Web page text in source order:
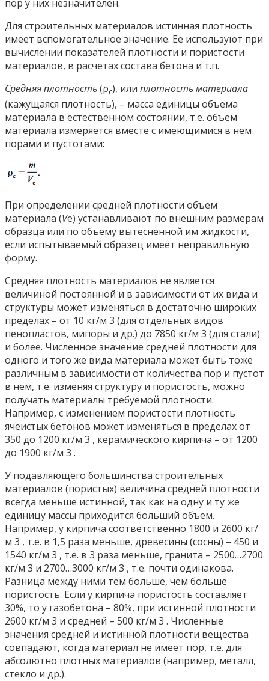
пор у них незначителен.
Для строительных материалов истинная плотность
имеет вспомогательное значение. Ее используют при
вычислении показателей плотности и пористости
материалов, в расчетах состава бетона и т.п.
Средняя плотность(ρс), или плотность материала
(кажущаяся плотность), – масса единицы объема
материала в естественном состоянии, т.е. объем
материала измеряется вместе с имеющимися в нем
порами и пустотами:
При определении средней плотности объем
материала (Vе) устанавливают по внешним размерам
образца или по объему вытесненной им жидкости,
если испытываемый образец имеет неправильную
форму.
Средняя плотность материалов не является
величиной постоянной и в зависимости от их вида и
структуры может изменяться в достаточно широких
пределах – от 10 кг/м 3 (для отдельных видов
пенопластов, мипоры и др.) до 7850 кг/м 3 (для стали)
и более. Численное значение средней плотности для
одного и того же вида материала может быть тоже
различным в зависимости от количества пор и пустот
в нем, т.е. изменяя структуру и пористость, можно
получать материалы требуемой плотности.
Например, с изменением пористости плотность
ячеистых бетонов может изменяться в пределах от
350 до 1200 кг/м 3 , керамического кирпича – от 1200
до 1900 кг/м 3 .
У подавляющего большинства строительных
материалов (пористых) величина средней плотности
всегда меньше истинной, так как на одну и ту же
единицу массы приходится больший объем.
Например, у кирпича соответственно 1800 и 2600 кг/
м 3 , т.е. в 1,5 раза меньше, древесины (сосны) – 450 и
1540 кг/м 3 , т.е. в 3 раза меньше, гранита – 2500…2700
кг/м 3 и 2700…3000 кг/м 3 , т.е. почти одинакова.
Разница между ними тем больше, чем больше
пористость. Если у кирпича пористость составляет
30%, то у газобетона – 80%, при истинной плотности
2600 кг/м 3 и средней – 500 кг/м 3 . Численные
значения средней и истинной плотности вещества
совпадают, когда материал не имеет пор, т.е. для
абсолютно плотных материалов (например, металл,
стекло и др.).